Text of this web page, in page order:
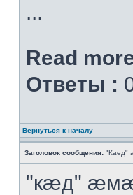
...
Read
Ответы :
Вернуться к началу
Заголовок сообщения: "Каед"
"кæд" æмæ